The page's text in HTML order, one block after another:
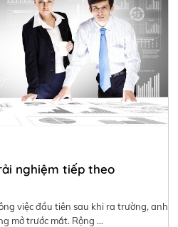
nghiệm tiếp theo
việc đầu tiên sau khi ra trường, anh
mở trước mắt. Rộng …